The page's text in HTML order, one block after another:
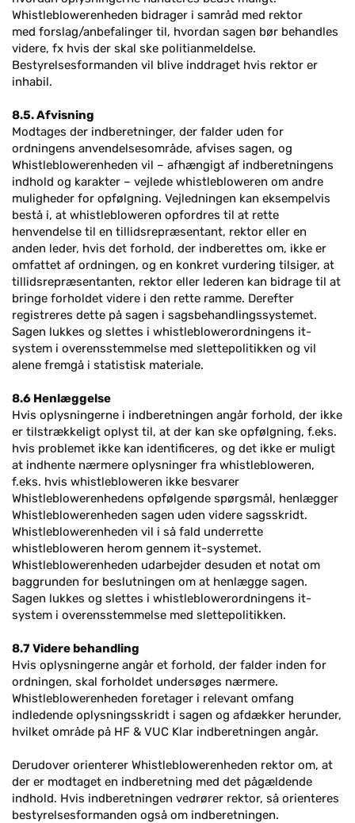
Whistleblowerenheden bidrager i samråd med rektor
med forslag/anbefalinger til, hvordan sagen bør behandles
videre, fx hvis der skal ske politianmeldelse.
Bestyrelsesformanden vil blive inddraget hvis rektor er
inhabil.
8.5. Afvisning
Modtages der indberetninger, der falder uden for
ordningens anvendelsesområde, afvises sagen, og
Whistleblowerenheden vil – afhængigt af indberetningens
indhold og karakter – vejlede whistlebloweren om andre
muligheder for opfølgning. Vejledningen kan eksempelvis
bestå i, at whistlebloweren opfordres til at rette
henvendelse til en tillidsrepræsentant, rektor eller en
anden leder, hvis det forhold, der indberettes om, ikke er
omfattet af ordningen, og en konkret vurdering tilsiger, at
tillidsrepræsentanten, rektor eller lederen kan bidrage til at
bringe forholdet videre i den rette ramme. Derefter
registreres dette på sagen i sagsbehandlingssystemet.
Sagen lukkes og slettes i whistleblowerordningens it-
system i overensstemmelse med slettepolitikken og vil
alene fremgå i statistisk materiale.
8.6 Henlæggelse
Hvis oplysningerne i indberetningen angår forhold, der ikke
er tilstrækkeligt oplyst til, at der kan ske opfølgning, f.eks.
hvis problemet ikke kan identificeres, og det ikke er muligt
at indhente nærmere oplysninger fra whistlebloweren,
f.eks. hvis whistlebloweren ikke besvarer
Whistleblowerenhedens opfølgende spørgsmål, henlægger
Whistleblowerenheden sagen uden videre sagsskridt.
Whistleblowerenheden vil i så fald underrette
whistlebloweren herom gennem it-systemet.
Whistleblowerenheden udarbejder desuden et notat om
baggrunden for beslutningen om at henlægge sagen.
Sagen lukkes og slettes i whistleblowerordningens it-
system i overensstemmelse med slettepolitikken.
8.7 Videre behandling
Hvis oplysningerne angår et forhold, der falder inden for
ordningen, skal forholdet undersøges nærmere.
Whistleblowerenheden foretager i relevant omfang
indledende oplysningsskridt i sagen og afdækker herunder,
hvilket område på HF & VUC Klar indberetningen angår.
Derudover orienterer Whistleblowerenheden rektor om, at
der er modtaget en indberetning med det pågældende
indhold. Hvis indberetningen vedrører rektor, så orienteres
bestyrelsesformanden også om indberetningen.